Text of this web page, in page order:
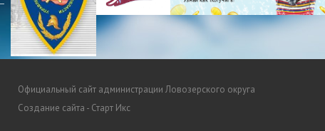
Официальный сайт администрации Ловозерского округа
Создание сайта - Старт Икс